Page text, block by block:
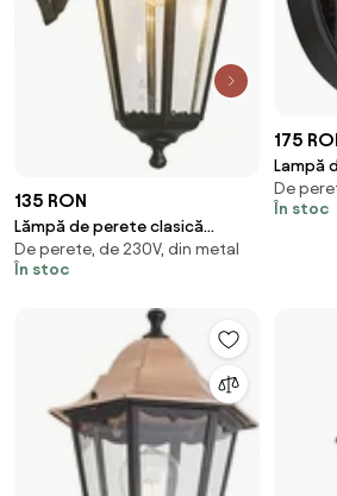
135 RON
Lămpă de perete clasică
pentru exterior neagră IP44 -
New Orleans down
De perete, de 230V, din metal
În stoc
175
Lampă
exterior
Target
De
În stoc